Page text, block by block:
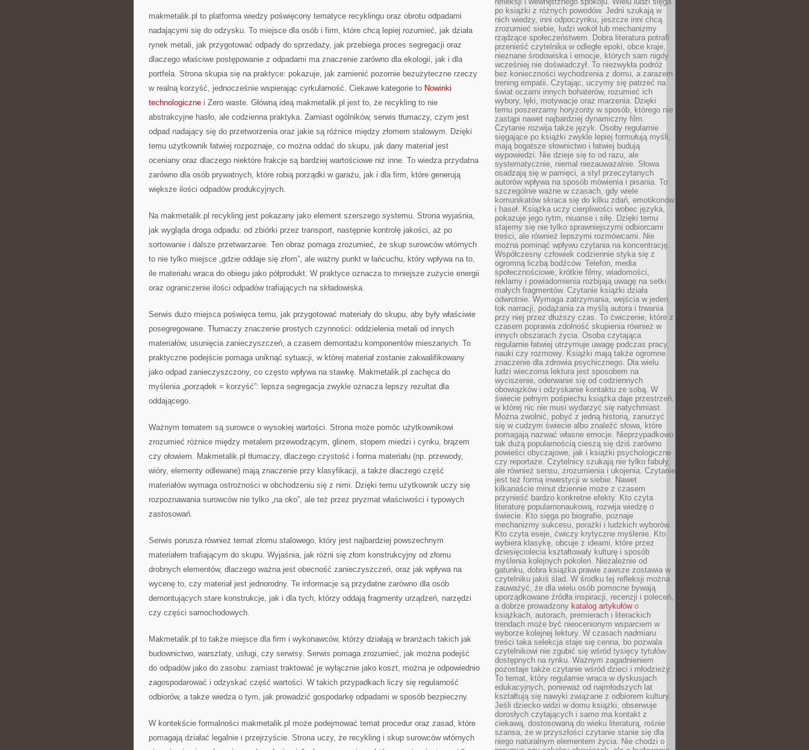
makmetalik.pl to platforma wiedzy poświęcony tematyce recyklingu oraz obrotu odpadami
nadającymi się do odzysku. To miejsce dla osób i firm, które chcą lepiej rozumieć, jak działa
rynek metali, jak przygotować odpady do sprzedaży, jak przebiega proces segregacji oraz
dlaczego właściwe postępowanie z odpadami ma znaczenie zarówno dla ekologii, jak i dla
portfela. Strona skupia się na praktyce: pokazuje, jak zamienić pozornie bezużyteczne rzeczy
w realną korzyść, jednocześnie wspierając cyrkularność. Ciekawe kategorie to Nowinki
technologiczne i Zero waste. Główną ideą makmetalik.pl jest to, że recykling to nie
abstrakcyjne hasło, ale codzienna praktyka. Zamiast ogólników, serwis tłumaczy, czym jest
odpad nadający się do przetworzenia oraz jakie są różnice między złomem stalowym. Dzięki
temu użytkownik łatwiej rozpoznaje, co można oddać do skupu, jak dany materiał jest
oceniany oraz dlaczego niektóre frakcje są bardziej wartościowe niż inne. To wiedza przydatna
zarówno dla osób prywatnych, które robią porządki w garażu, jak i dla firm, które generują
większe ilości odpadów produkcyjnych.
Na makmetalik.pl recykling jest pokazany jako element szerszego systemu. Strona wyjaśnia,
jak wygląda droga odpadu: od zbiórki przez transport, następnie kontrolę jakości, aż po
sortowanie i dalsze przetwarzanie. Ten obraz pomaga zrozumieć, że skup surowców wtórnych
to nie tylko miejsce „gdzie oddaje się złom”, ale ważny punkt w łańcuchu, który wpływa na to,
ile materiału wraca do obiegu jako półprodukt. W praktyce oznacza to mniejsze zużycie energii
oraz ograniczenie ilości odpadów trafiających na składowiska.
Serwis dużo miejsca poświęca temu, jak przygotować materiały do skupu, aby były właściwie
posegregowane. Tłumaczy znaczenie prostych czynności: oddzielenia metali od innych
materiałów, usunięcia zanieczyszczeń, a czasem demontażu komponentów mieszanych. To
praktyczne podejście pomaga uniknąć sytuacji, w której materiał zostanie zakwalifikowany
jako odpad zanieczyszczony, co często wpływa na stawkę. Makmetalik.pl zachęca do
myślenia „porządek = korzyść”: lepsza segregacja zwykle oznacza lepszy rezultat dla
oddającego.
Ważnym tematem są surowce o wysokiej wartości. Strona może pomóc użytkownikowi
zrozumieć różnice między metalem przewodzącym, glinem, stopem miedzi i cynku, brązem
czy ołowiem. Makmetalik.pl tłumaczy, dlaczego czystość i forma materiału (np. przewody,
wióry, elementy odlewane) mają znaczenie przy klasyfikacji, a także dlaczego część
materiałów wymaga ostrożności w obchodzeniu się z nimi. Dzięki temu użytkownik uczy się
rozpoznawania surowców nie tylko „na oko”, ale też przez pryzmat właściwości i typowych
zastosowań.
Serwis porusza również temat złomu stalowego, który jest najbardziej powszechnym
materiałem trafiającym do skupu. Wyjaśnia, jak różni się złom konstrukcyjny od złomu
drobnych elementów, dlaczego ważna jest obecność zanieczyszczeń, oraz jak wpływa na
wycenę to, czy materiał jest jednorodny. Te informacje są przydatne zarówno dla osób
demontujących stare konstrukcje, jak i dla tych, którzy oddają fragmenty urządzeń, narzędzi
czy części samochodowych.
Makmetalik.pl to także miejsce dla firm i wykonawców, którzy działają w branżach takich jak
budownictwo, warsztaty, usługi, czy serwisy. Serwis pomaga zrozumieć, jak można podejść
do odpadów jako do zasobu: zamiast traktować je wyłącznie jako koszt, można je odpowiednio
zagospodarować i odzyskać część wartości. W takich przypadkach liczy się regularność
odbiorów, a także wiedza o tym, jak prowadzić gospodarkę odpadami w sposób bezpieczny.
W kontekście formalności makmetalik.pl może podejmować temat procedur oraz zasad, które
pomagają działać legalnie i przejrzyście. Strona uczy, że recykling i skup surowców wtórnych
po książki z różnych powodów. Jedni szukają w
nich wiedzy, inni odpoczynku, jeszcze inni chcą
zrozumieć siebie, ludzi wokół lub mechanizmy
rządzące społeczeństwem. Dobra literatura potrafi
przenieść czytelnika w odległe epoki, obce kraje,
nieznane środowiska i emocje, których sam nigdy
wcześniej nie doświadczył. To niezwykła podróż
bez konieczności wychodzenia z domu, a zarazem
trening empatii. Czytając, uczymy się patrzeć na
świat oczami innych bohaterów, rozumieć ich
wybory, lęki, motywacje oraz marzenia. Dzięki
temu poszerzamy horyzonty w sposób, którego nie
zastąpi nawet najbardziej dynamiczny film.
Czytanie rozwija także język. Osoby regularnie
sięgające po książki zwykle lepiej formułują myśli,
mają bogatsze słownictwo i łatwiej budują
wypowiedzi. Nie dzieje się to od razu, ale
systematycznie, niemal niezauważalnie. Słowa
osadzają się w pamięci, a styl przeczytanych
autorów wpływa na sposób mówienia i pisania. To
szczególnie ważne w czasach, gdy wiele
komunikatów skraca się do kilku zdań, emotikonów
i haseł. Książka uczy cierpliwości wobec języka,
pokazuje jego rytm, niuanse i siłę. Dzięki temu
stajemy się nie tylko sprawniejszymi odbiorcami
treści, ale również lepszymi rozmówcami. Nie
można pominąć wpływu czytania na koncentrację.
Współczesny człowiek codziennie styka się z
ogromną liczbą bodźców. Telefon, media
społecznościowe, krótkie filmy, wiadomości,
reklamy i powiadomienia rozbijają uwagę na setki
małych fragmentów. Czytanie książki działa
odwrotnie. Wymaga zatrzymania, wejścia w jeden
tok narracji, podążania za myślą autora i trwania
przy niej przez dłuższy czas. To ćwiczenie, które z
czasem poprawia zdolność skupienia również w
innych obszarach życia. Osoba czytająca
regularnie łatwiej utrzymuje uwagę podczas pracy,
nauki czy rozmowy. Książki mają także ogromne
znaczenie dla zdrowia psychicznego. Dla wielu
ludzi wieczorna lektura jest sposobem na
wyciszenie, oderwanie się od codziennych
obowiązków i odzyskanie kontaktu ze sobą. W
świecie pełnym pośpiechu książka daje przestrzeń,
w której nic nie musi wydarzyć się natychmiast.
Można zwolnić, pobyć z jedną historią, zanurzyć
się w cudzym świecie albo znaleźć słowa, które
pomagają nazwać własne emocje. Nieprzypadkowo
tak dużą popularnością cieszą się dziś zarówno
powieści obyczajowe, jak i książki psychologiczne
czy reportaże. Czytelnicy szukają nie tylko fabuły,
ale również sensu, zrozumienia i ukojenia. Czytanie
jest też formą inwestycji w siebie. Nawet
kilkanaście minut dziennie może z czasem
przynieść bardzo konkretne efekty. Kto czyta
literaturę popularnonaukową, rozwija wiedzę o
świecie. Kto sięga po biografie, poznaje
mechanizmy sukcesu, porażki i ludzkich wyborów.
Kto czyta eseje, ćwiczy krytyczne myślenie. Kto
wybiera klasykę, obcuje z ideami, które przez
dziesięciolecia kształtowały kulturę i sposób
myślenia kolejnych pokoleń. Niezależnie od
gatunku, dobra książka prawie zawsze zostawia w
czytelniku jakiś ślad. W środku tej refleksji można
zauważyć, że dla wielu osób pomocne bywają
uporządkowane źródła inspiracji, recenzji i poleceń,
a dobrze prowadzony katalog artykułówo
książkach, autorach, premierach i literackich
trendach może być nieocenionym wsparciem w
wyborze kolejnej lektury. W czasach nadmiaru
treści taka selekcja staje się cenna, bo pozwala
czytelnikowi nie zgubić się wśród tysięcy tytułów
dostępnych na rynku. Ważnym zagadnieniem
pozostaje także czytanie wśród dzieci i młodzieży.
To temat, który regularnie wraca w dyskusjach
edukacyjnych, ponieważ od najmłodszych lat
kształtują się nawyki związane z odbiorem kultury.
Jeśli dziecko widzi w domu książki, obserwuje
dorosłych czytających i samo ma kontakt z
ciekawą, dostosowaną do wieku literaturą, rośnie
szansa, że w przyszłości czytanie stanie się dla
niego naturalnym elementem życia. Nie chodzi o